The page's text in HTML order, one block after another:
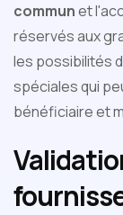
communet
réservés aux
les possibilités
spéciales qui
bénéficiaire et